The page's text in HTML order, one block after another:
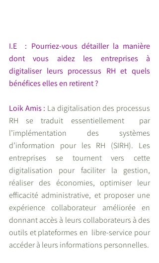
I.E  : Pourriez-vous détailler la manière
dont vous aidez les entreprises à
digitaliser leurs processus RH et quels
bénéfices elles en retirent ?
Loik Amis : La digitalisation des processus
RH se traduit essentiellement  par
l’implémentation des systèmes
d’information pour les RH (SIRH). Les
entreprises se tournent vers cette
digitalisation pour faciliter la gestion,
réaliser des économies, optimiser leur
efficacité administrative, et proposer une
expérience collaborateur améliorée en
donnant accès à leurs collaborateurs à des
outils et plateformes en  libre-service pour